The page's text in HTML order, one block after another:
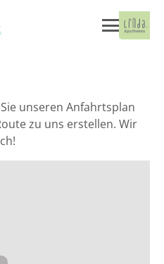
unseren Anfahrtsplan
zu uns erstellen. Wir